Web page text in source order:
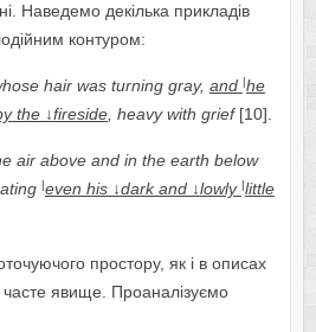
Наведемо декілька прикладів
контуром:
hair was turning gray, and |he
the ↓fireside, heavy with grief [10].
air above and in the earth below
|even his ↓dark and ↓lowly |little
простору, як і в описах
явище. Проаналізуємо